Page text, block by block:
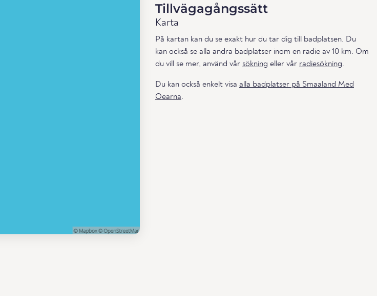
Tillvägagångssätt
Karta
På kartan kan du se exakt hur du tar dig till badplatsen. Du
kan också se alla andra badplatser inom en radie av 10 km. Om
du vill se mer, använd vår sökning eller vår radiesökning.
Du kan också enkelt visa alla badplatser på Smaaland Med
Oearna.